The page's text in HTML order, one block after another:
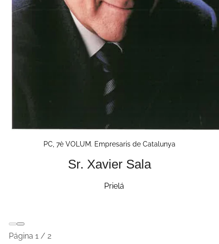
PC, 7è VOLUM. Empresaris de Catalunya
Sr. Xavier Sala
Prielá
Página 1 / 2